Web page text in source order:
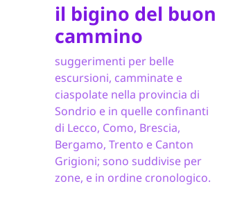
il bigino del buon
cammino
suggerimenti per belle
escursioni, camminate e
ciaspolate nella provincia di
Sondrio e in quelle confinanti
di Lecco, Como, Brescia,
Bergamo, Trento e Canton
Grigioni; sono suddivise per
zone, e in ordine cronologico.